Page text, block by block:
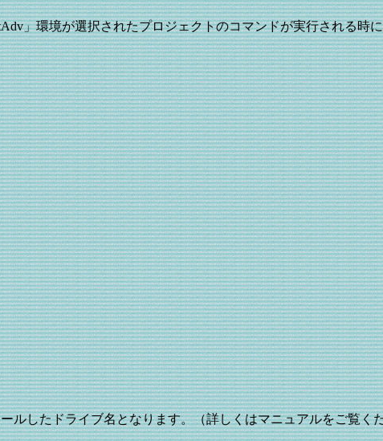
」環境が選択されたプロジェクトのコマンドが実行される時
ルしたドライブ名となります。（詳しくはマニュアルをご